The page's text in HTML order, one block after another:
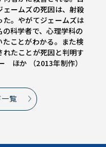
ームズの死因は、射殺
。やがてジェームズは
の科学者で、心理学科の
ことがわかる。また検
たことが死因と判明す
ほか （2013年制作）
覧